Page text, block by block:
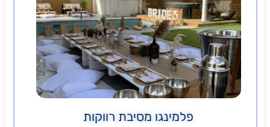
פלמינגו מסיבת רווקות